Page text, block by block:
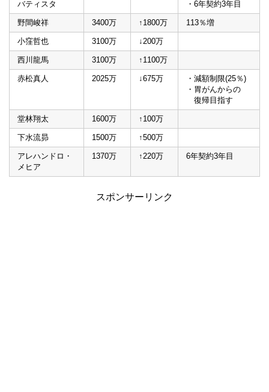
バティスタ ・6年契約3年目
野間峻祥 3400万 ↑1800万 113％増
小窪哲也 3100万 ↓200万
西川龍馬 3100万 ↑1100万
赤松真人 2025万 ↓675万
・減額制限(25％)
・胃がんからの
復帰目指す
堂林翔太 1600万 ↑100万
下水流昴 1500万 ↑500万
アレハンドロ・
メヒア
1370万 ↑220万 6年契約3年目
スポンサーリンク